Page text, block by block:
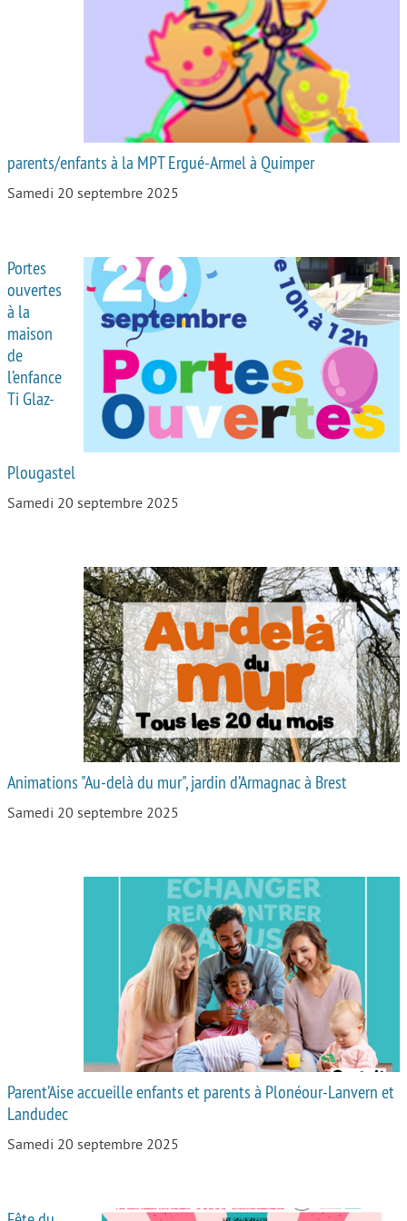
Autour de l’école
Protéger les enfants
Face au handicap
Face au deuil
Sortir en famille
Place aux grands-parents
parents/enfants à la MPT Ergué-Armel à Quimper
Samedi 20 septembre 2025
Portes
ouvertes
à la
maison
de
l’enfance
Ti Glaz-
Plougastel
Samedi 20 septembre 2025
Animations "Au-delà du mur", jardin d’Armagnac à Brest
Samedi 20 septembre 2025
Parent’Aise accueille enfants et parents à Plonéour-Lanvern et
Landudec
Samedi 20 septembre 2025